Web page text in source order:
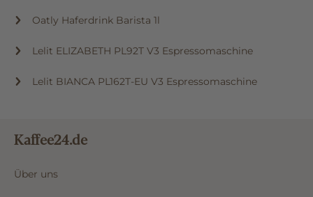
Oatly Haferdrink Barista 1l
Lelit ELIZABETH PL92T V3 Espressomaschine
Lelit BIANCA PL162T-EU V3 Espressomaschine
Kaffee24.de
Über uns